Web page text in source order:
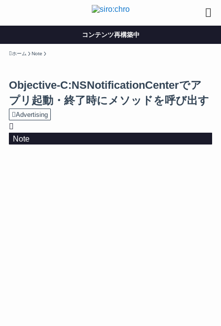
コンテンツ再構築中
ホーム Note
Objective-C:NSNotificationCenterでア
プリ起動・終了時にメソッドを呼び出す
Advertising
Note